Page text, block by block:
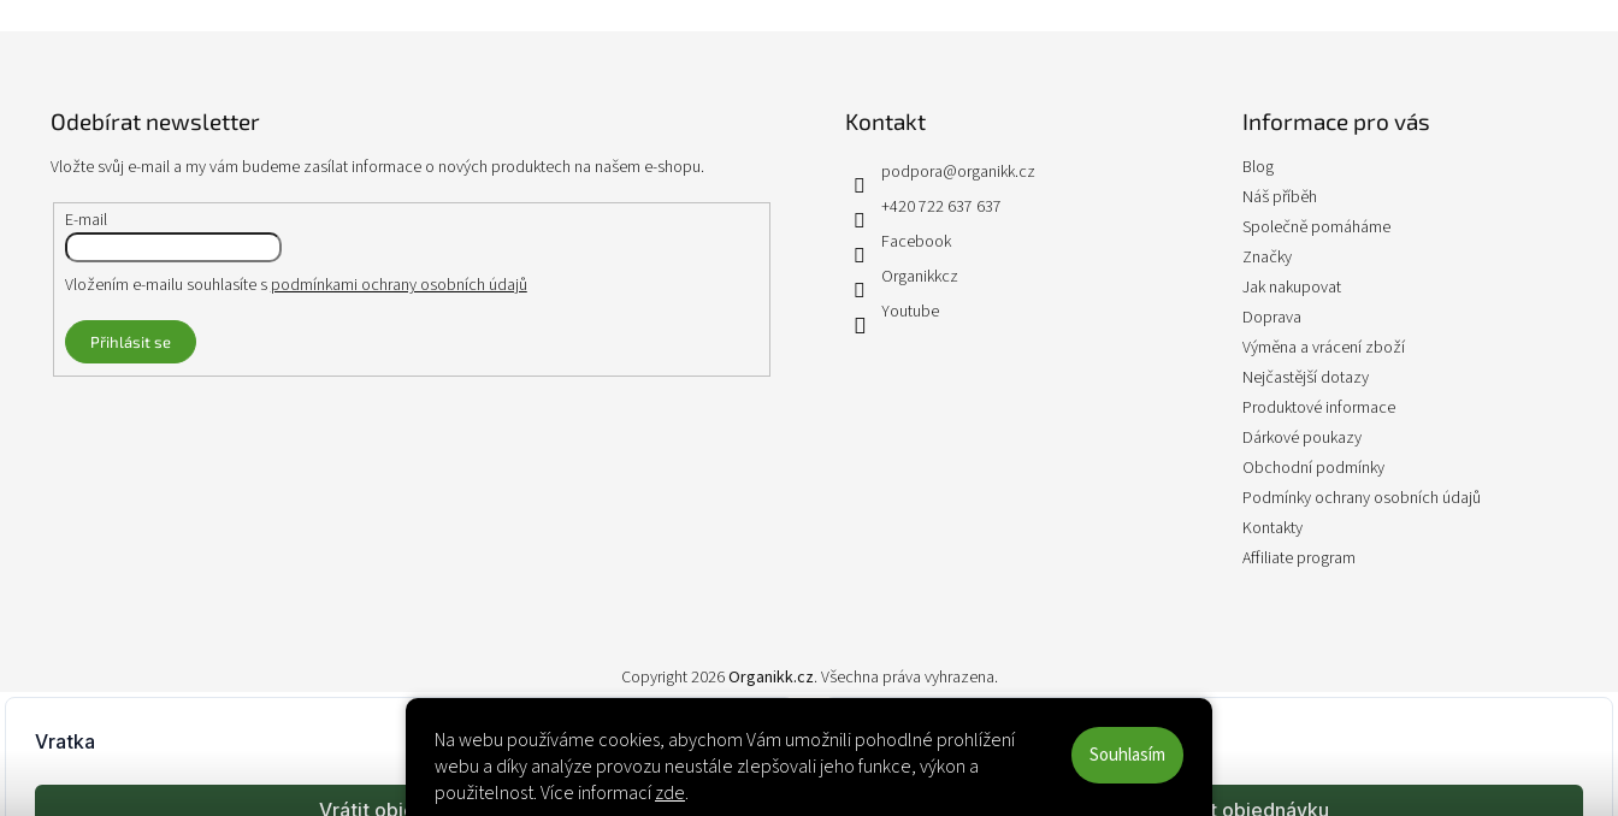
Na webu používáme cookies, abychom Vám umožnili pohodlné prohlížení
webu a díky analýze provozu neustále zlepšovali jeho funkce, výkon a
použitelnost. Více informacízde.
Souhlasím
Odebírat newsletter
Vložte svůj e-mail a my vám budeme zasílat informace o nových produktech na našem e-shopu.
E-mail
Vložením e-mailu souhlasíte s podmínkami ochrany osobních údajů
Přihlásit se
Kontakt
podpora@organikk.cz
+420 722 637 637
Facebook
Organikkcz
Youtube
Informace pro vás
Blog
Náš příběh
Společně pomáháme
Značky
Jak nakupovat
Doprava
Výměna a vrácení zboží
Nejčastější dotazy
Produktové informace
Dárkové poukazy
Obchodní podmínky
Podmínky ochrany osobních údajů
Kontakty
Affiliate program
Copyright 2026Organikk.cz. Všechna práva vyhrazena.